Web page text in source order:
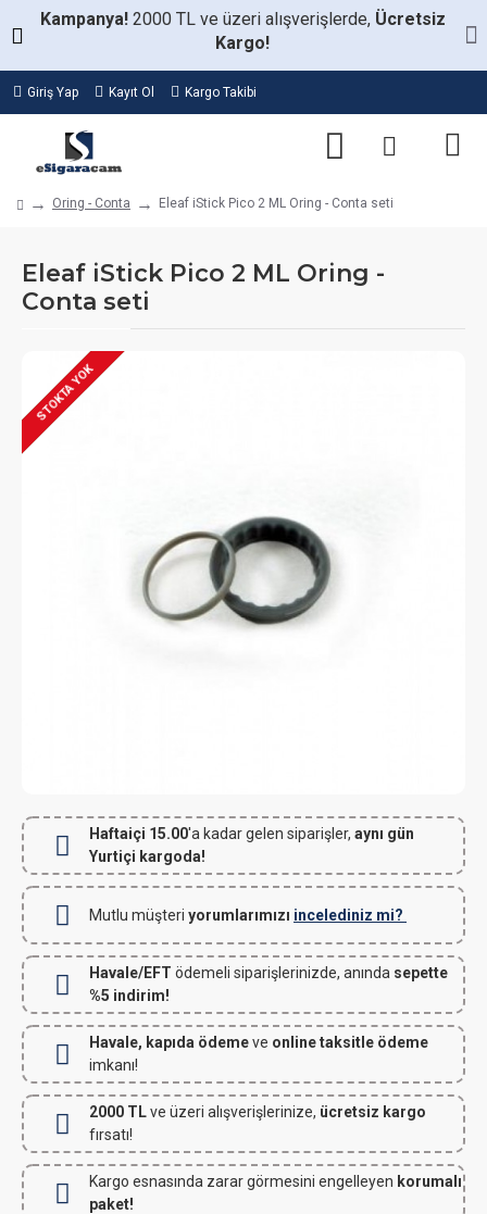
Kampanya! 2000 TL ve üzeri alışverişlerde, Ücretsiz
Kargo!
Giriş Yap Kayıt Ol Kargo Takibi
Oring - Conta Eleaf iStick Pico 2 ML Oring - Conta seti
Eleaf iStick Pico 2 ML Oring -
Conta seti
STOKTA VAR
STOKTA YOK
Haftaiçi 15.00'a kadar gelen siparişler, aynı gün
Yurtiçi kargoda!
Mutlu müşteri yorumlarımızı incelediniz mi?
Havale/EFT ödemeli siparişlerinizde, anında sepette
%5 indirim!
Havale, kapıda ödemeve online taksitle ödeme
imkanı!
2000 TLve üzeri alışverişlerinize, ücretsiz kargo
fırsatı!
Kargo esnasında zarar görmesini engelleyen korumalı
paket!